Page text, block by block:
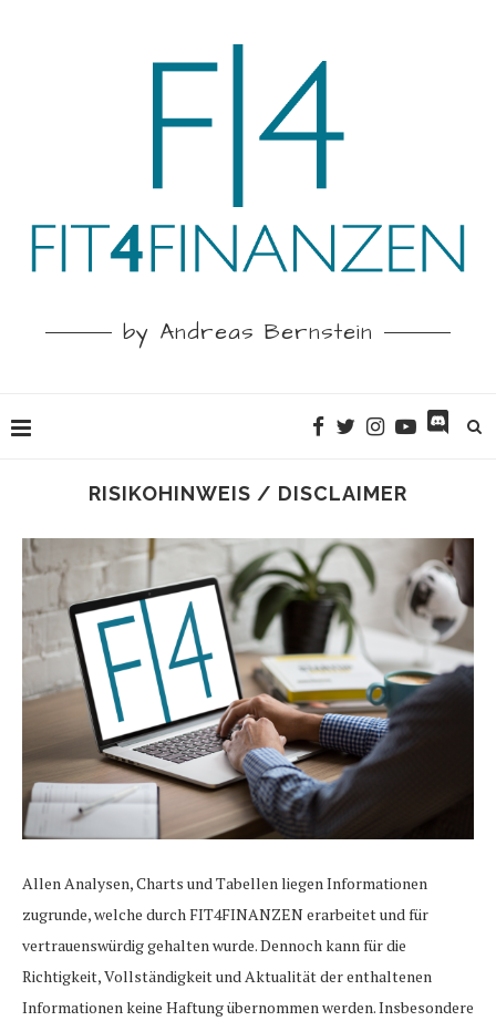
by Andreas Bernstein
Startseite
RISIKOHINWEIS / DISCLAIMER
Allen Analysen, Charts und Tabellen liegen Informationen
zugrunde, welche durch FIT4FINANZEN erarbeitet und für
vertrauenswürdig gehalten wurde. Dennoch kann für die
Richtigkeit, Vollständigkeit und Aktualität der enthaltenen
Informationen keine Haftung übernommen werden. Insbesondere